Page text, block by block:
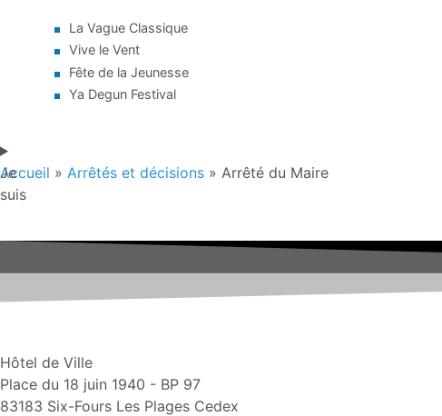
La Vague Classique
Vive le Vent
Fête de la Jeunesse
Ya Degun Festival
Je
suis
Accueil » Arrêtés et décisions » Arrêté du Maire
Hôtel de Ville
Place du 18 juin 1940 - BP 97
83183 Six-Fours Les Plages Cedex